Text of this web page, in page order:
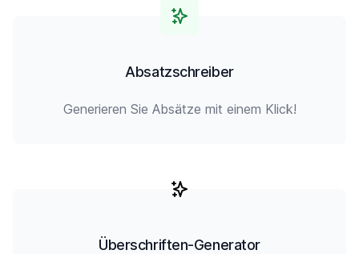
Absatzschreiber
Generieren Sie Absätze mit einem Klick!
Überschriften-Generator